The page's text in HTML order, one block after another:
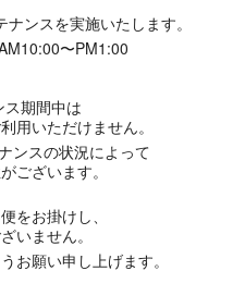
ンスを実施いたします。
〜PM1:00
期間中は
用いただけません。
ンスの状況によって
ございます。
をお掛けし、
いません。
お願い申し上げます。